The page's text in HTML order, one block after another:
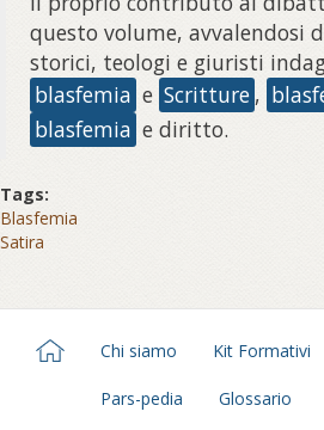
questo volume, avvalendosi
storici, teologi e giuristi
blasfemia e Scritture ,
blasfemia e diritto.
Tags:
Blasfemia
Satira
Chi siamo Kit Formativi
Pars-pedia Glossario